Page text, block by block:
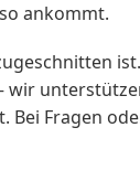
ankommt.
Bei Fragen